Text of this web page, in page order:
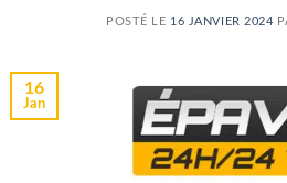
POSTÉ LE 16 JANVIER 2024
16
Jan